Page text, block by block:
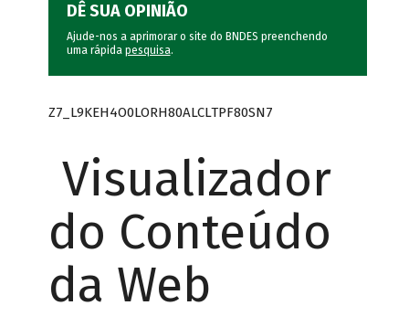
DÊ SUA OPINIÃO
Ajude-nos a aprimorar o site do BNDES preenchendo
uma rápida pesquisa.
Z7_L9KEH4O0LORH80ALCLTPF80SN7
Visualizador
do Conteúdo
da Web